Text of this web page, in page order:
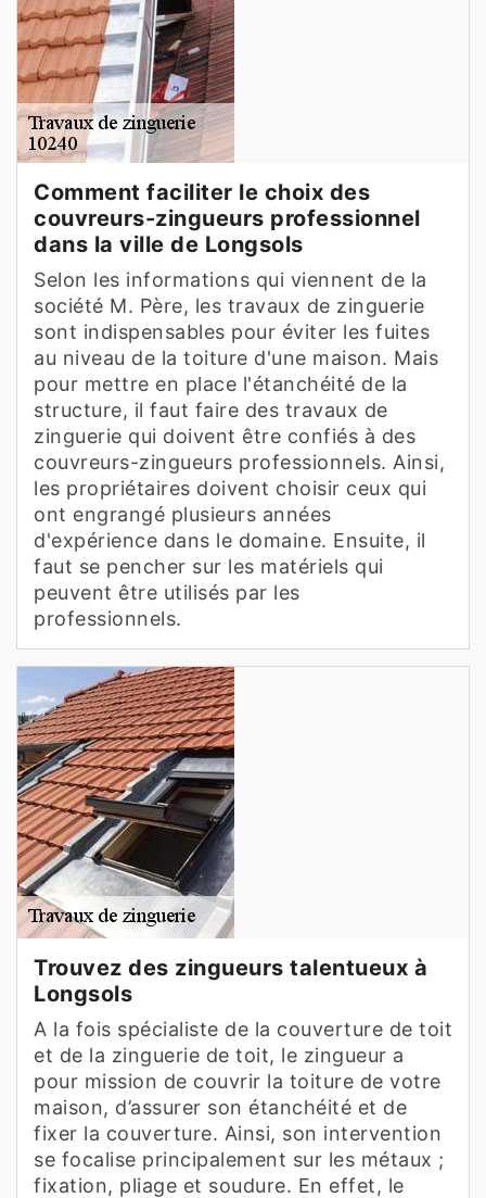
Comment faciliter le choix des
couvreurs-zingueurs professionnel
dans la ville de Longsols
Selon les informations qui viennent de la
société M. Père, les travaux de zinguerie
sont indispensables pour éviter les fuites
au niveau de la toiture d'une maison. Mais
pour mettre en place l'étanchéité de la
structure, il faut faire des travaux de
zinguerie qui doivent être confiés à des
couvreurs-zingueurs professionnels. Ainsi,
les propriétaires doivent choisir ceux qui
ont engrangé plusieurs années
d'expérience dans le domaine. Ensuite, il
faut se pencher sur les matériels qui
peuvent être utilisés par les
professionnels.
Trouvez des zingueurs talentueux à
Longsols
A la fois spécialiste de la couverture de toit
et de la zinguerie de toit, le zingueur a
pour mission de couvrir la toiture de votre
maison, d’assurer son étanchéité et de
fixer la couverture. Ainsi, son intervention
se focalise principalement sur les métaux ;
fixation, pliage et soudure. En effet, le